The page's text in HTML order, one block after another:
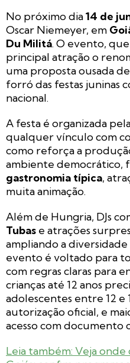
No próximo dia14 de
Oscar Niemeyer, em
Du Militá. O evento,
principal atração o
uma proposta ousada
forró das festas juninas
nacional.
A festa é organizada
qualquer vínculo com
como reforça a
ambiente democrático,
gastronomia típica,
muita animação.
Além de Hungria, DJs
Tubas e atrações
ampliando a
evento é voltado para
com regras claras para
crianças até 12 anos
adolescentes entre 12 e
autorização oficial, e
acesso com documento
Leia também: Veja